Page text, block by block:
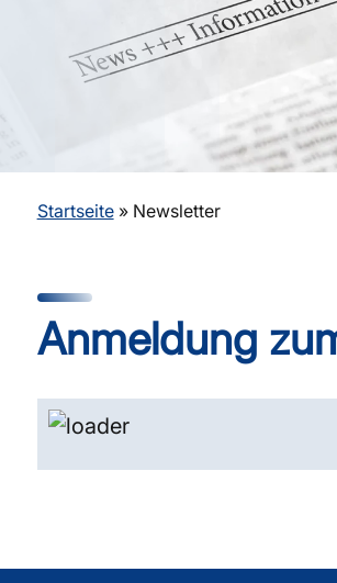
Startseite» Newsletter
Anmeldung